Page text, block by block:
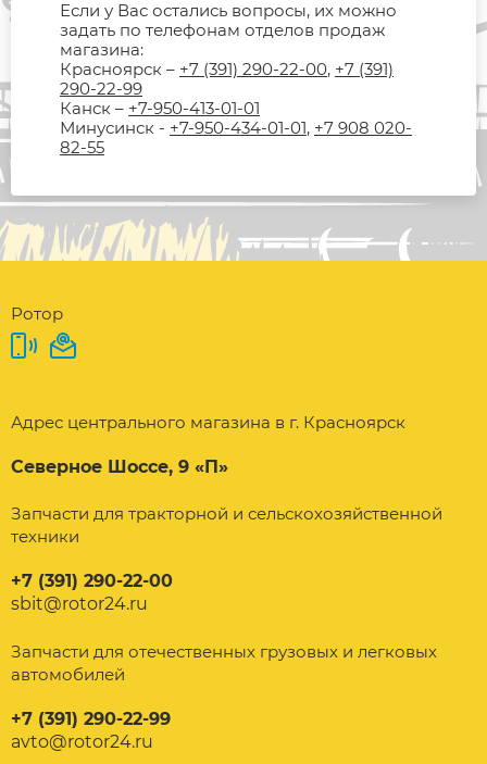
Если у Вас остались вопросы, их можно
задать по телефонам отделов продаж
магазина:
Красноярск – +7 (391) 290-22-00, +7 (391)
290-22-99
Канск – +7-950-413-01-01
Минусинск - +7-950-434-01-01, +7 908 020-
82-55
Ротор
Адрес центрального магазина в г. Красноярск
Северное Шоссе, 9 «П»
Запчасти для тракторной и сельскохозяйственной
техники
+7 (391) 290-22-00
sbit@rotor24.ru
Запчасти для отечественных грузовых и легковых
автомобилей
+7 (391) 290-22-99
avto@rotor24.ru